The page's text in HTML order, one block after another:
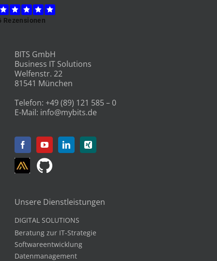
BITS GmbH
Business IT Solutions
Welfenstr. 22
81541 München
Telefon: +49 (89) 121 585 – 0
E-Mail: info@mybits.de
Unsere Dienstleistungen
DIGITAL SOLUTIONS
Beratung zur IT-Strategie
Softwareentwicklung
Datenmanagement